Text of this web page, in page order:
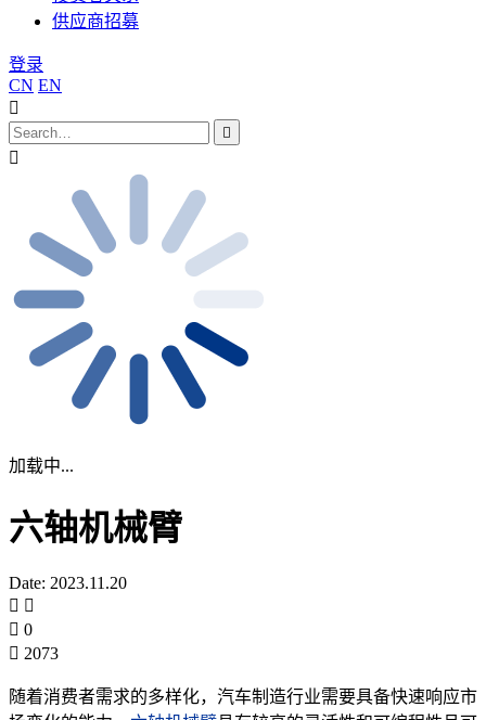
供应商招募
登录
CN EN
加载中...
六轴机械臂
Date: 2023.11.20
0
2073
随着消费者需求的多样化，汽车制造行业需要具备快速响应市